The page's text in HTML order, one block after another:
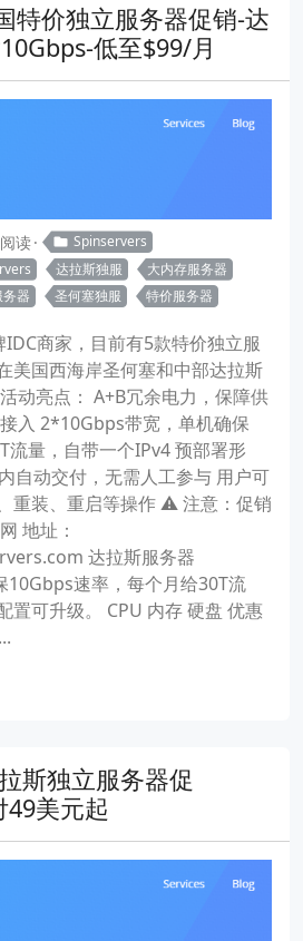
特价独立服务器促销-达
低至$99/月
读
Spinservers
达拉斯独服
大内存服务器
器 圣何塞独服 特价服务器
商家，目前有5款特价独立服
美国西海岸圣何塞和中部达拉斯
动亮点： A+B冗余电力，保障供
入 2*10Gbps带宽，单机确保
流量，自带一个IPv4 预部署形
自动交付，无需人工参与 用户可
重装、重启等操作 ⚠️ 注意：促销
地址：
达拉斯服务器
速率，每个月给30T流
置可升级。 CPU 内存 硬盘 优惠
斯独立服务器促
49美元起